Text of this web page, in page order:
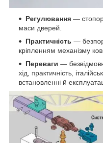
Регулювання — стопор
маси дверей.
Практичність —
кріпленням механізму
Переваги —
хід, практичність,
встановленні й